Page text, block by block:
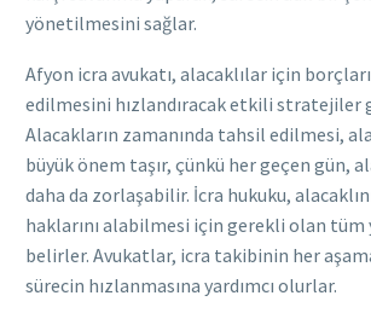
yönetilmesini sağlar.
Afyon icra avukatı, alacaklılar için
edilmesini hızlandıracak etkili stratejiler
Alacakların zamanında tahsil edilmesi,
büyük önem taşır, çünkü her geçen gün,
daha da zorlaşabilir. İcra hukuku,
haklarını alabilmesi için gerekli olan tüm
belirler. Avukatlar, icra takibinin her
sürecin hızlanmasına yardımcı olurlar.